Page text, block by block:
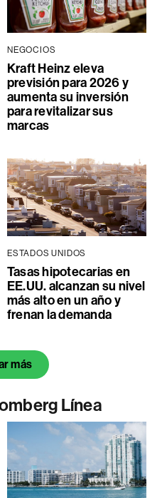
NEGOCIOS
Kraft Heinz eleva
previsión para 2026 y
aumenta su inversión
para revitalizar sus
marcas
ESTADOS UNIDOS
Tasas hipotecarias en
EE.UU. alcanzan su nivel
más alto en un año y
frenan la demanda
más
Línea